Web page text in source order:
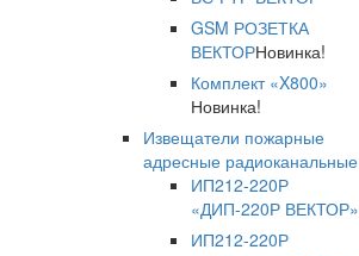
GSM РОЗЕТКА
ВЕКТОРНовинка!
Комплект «X800»
Новинка!
Извещатели пожарные
адресные радиоканальные
ИП212-220Р
«ДИП-220Р ВЕКТОР»
ИП212-220Р